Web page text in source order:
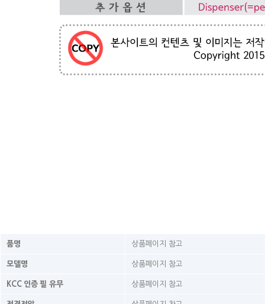
품명 상품페이지 참고
모델명 상품페이지 참고
KCC 인증 필 유무 상품페이지 참고